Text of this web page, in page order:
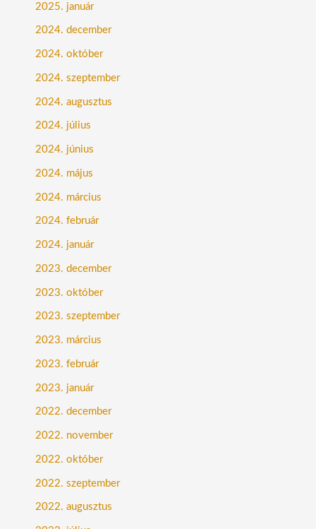
2025. január
2024. december
2024. október
2024. szeptember
2024. augusztus
2024. július
2024. június
2024. május
2024. március
2024. február
2024. január
2023. december
2023. október
2023. szeptember
2023. március
2023. február
2023. január
2022. december
2022. november
2022. október
2022. szeptember
2022. augusztus